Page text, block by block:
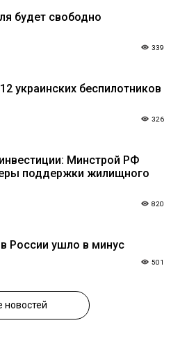
будет свободно
339
украинских беспилотников
326
Минстрой РФ
поддержки жилищного
820
России ушло в минус
501
новостей